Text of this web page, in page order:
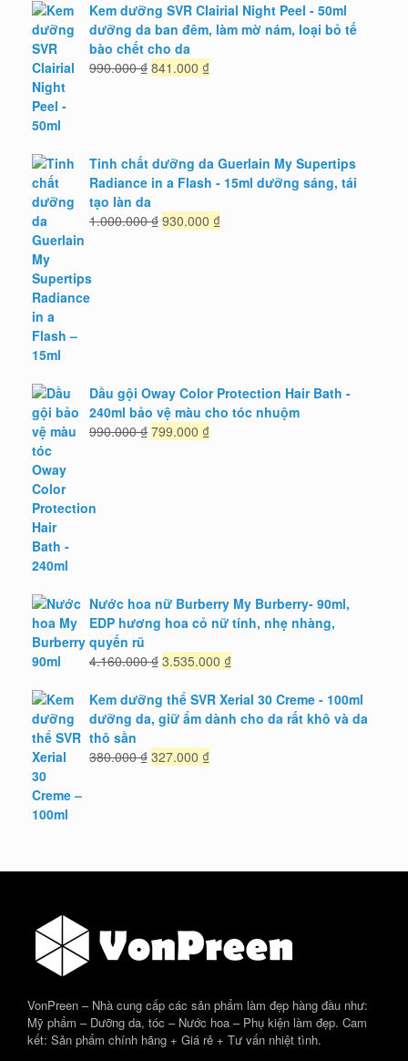
Kem dưỡng SVR Clairial Night Peel - 50ml
dưỡng da ban đêm, làm mờ nám, loại bỏ tế
bào chết cho da
990.000₫ Giá
841.000 ₫Giá
Tinh chất dưỡng da Guerlain My Supertips
Radiance in a Flash - 15ml dưỡng sáng, tái
tạo làn da
1.000.000₫ Giá
930.000 ₫Giá
Dầu gội Oway Color Protection Hair Bath -
240ml bảo vệ màu cho tóc nhuộm
990.000₫ Giá
799.000 ₫Giá
Nước hoa nữ Burberry My Burberry- 90ml,
EDP hương hoa cỏ nữ tính, nhẹ nhàng,
quyến rũ
4.160.000₫ Giá
là:
4.160.000 ₫.
3.535.000 ₫Giá
tại
là:
Kem dưỡng thể SVR Xerial 30 Creme - 100ml
dưỡng da, giữ ẩm dành cho da rất khô và da
thô sần
380.000₫ Giá
327.000 ₫Giá
VonPreen – Nhà cung cấp các sản phẩm làm đẹp hàng đầu như:
Mỹ phẩm – Dưỡng da, tóc – Nước hoa – Phụ kiện làm đẹp. Cam
kết: Sản phẩm chính hãng + Giá rẻ + Tư vấn nhiệt tình.